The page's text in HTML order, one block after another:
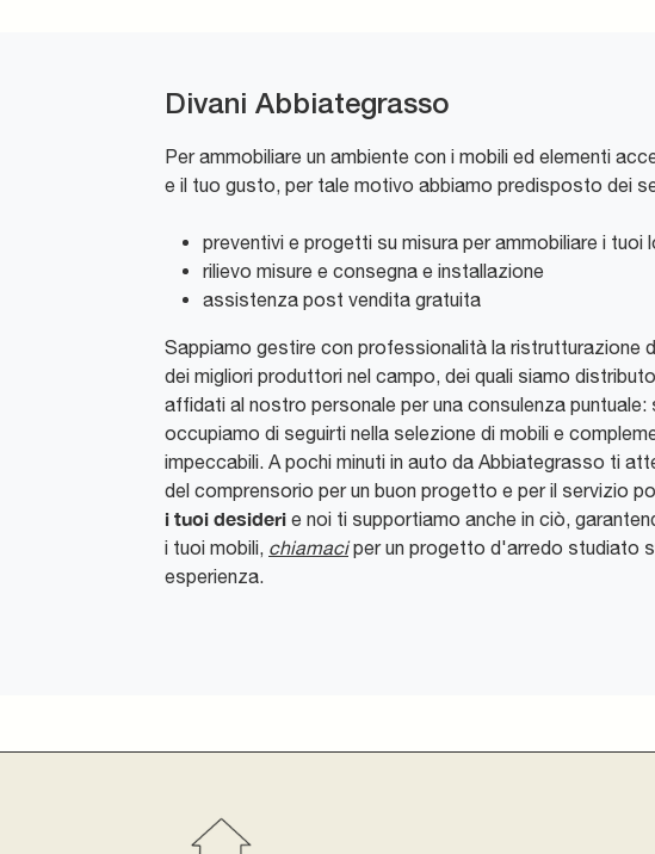
Divani Abbiategrasso
Per ammobiliare un ambiente con i mobili ed elementi
e il tuo gusto, per tale motivo abbiamo predisposto dei
preventivi e progetti su misura per ammobiliare i tuoi
rilievo misure e consegna e installazione
assistenza post vendita gratuita
Sappiamo gestire con professionalità la ristrutturazione
dei migliori produttori nel campo, dei quali siamo
affidati al nostro personale per una consulenza
occupiamo di seguirti nella selezione di mobili e
impeccabili. A pochi minuti in auto da Abbiategrasso ti
del comprensorio per un buon progetto e per il servizio
i tuoi desideri e noi ti supportiamo anche in ciò,
i tuoi mobili, chiamaciper un progetto d'arredo studiato
esperienza.